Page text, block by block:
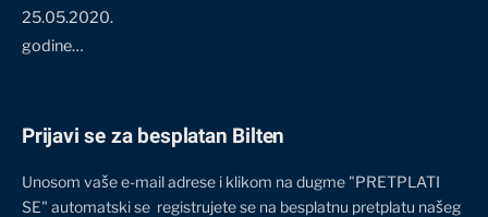
25.05.2020.
godine…
Prijavi se za besplatan Bilten
Unosom vaše e-mail adrese i klikom na dugme "PRETPLATI
SE" automatski se registrujete se na besplatnu pretplatu našeg